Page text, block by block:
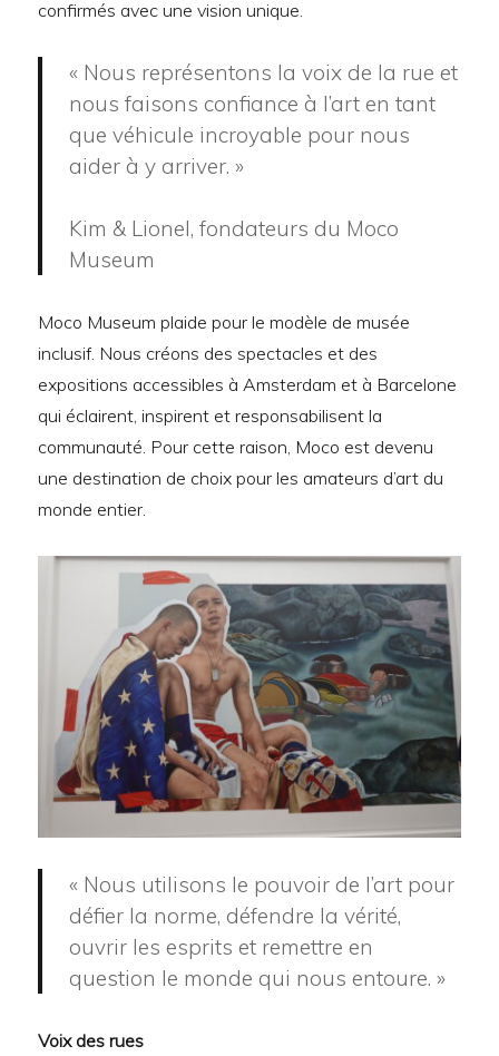
confirmés avec une vision unique.
« Nous représentons la voix de la rue et
nous faisons confiance à l’art en tant
que véhicule incroyable pour nous
aider à y arriver. »
Kim & Lionel, fondateurs du Moco
Museum
Moco Museum plaide pour le modèle de musée
inclusif. Nous créons des spectacles et des
expositions accessibles à Amsterdam et à Barcelone
qui éclairent, inspirent et responsabilisent la
communauté. Pour cette raison, Moco est devenu
une destination de choix pour les amateurs d’art du
monde entier.
« Nous utilisons le pouvoir de l’art pour
défier la norme, défendre la vérité,
ouvrir les esprits et remettre en
question le monde qui nous entoure. »
Voix des rues